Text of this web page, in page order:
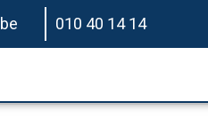
010 40 14 14
: à